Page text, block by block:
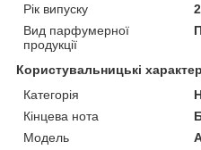
Рік випуску
Вид парфумерної
продукції
Користувальницькі
Категорія
Кінцева нота
Мoдель